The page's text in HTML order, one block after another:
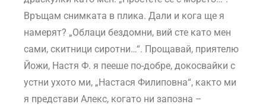
Връщам снимката в плика. Дали и кога ще я
намерят? „Облаци бездомни, вий сте като мен
сами, скитници сиротни…“. Прощавай, приятелю
Йожи, Настя Ф. я пееше по-добре, докосвайки с
устни ухото ми, „Настася Филиповна“, както ми
я представи Алекс, когато ни запозна –